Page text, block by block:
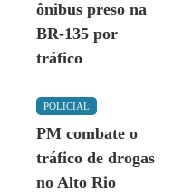
ônibus preso na
BR-135 por
tráfico
POLICIAL
PM combate o
tráfico de drogas
no Alto Rio